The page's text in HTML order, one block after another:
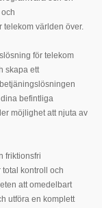
världen över.
för telekom
skapa ett
befintliga
möjlighet att njuta av
friktionsfri
kontroll och
att omedelbart
utföra en komplett